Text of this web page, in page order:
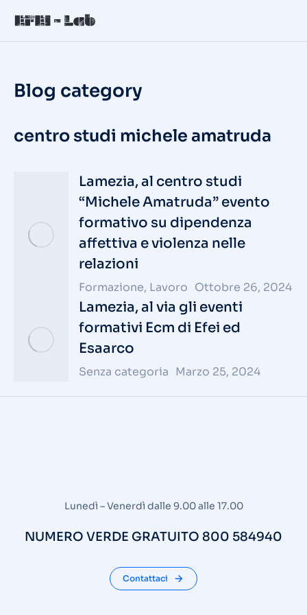
Blog category
centro studi michele amatruda
Lamezia, al centro studi
“Michele Amatruda” evento
formativo su dipendenza
affettiva e violenza nelle
relazioni
Formazione, Lavoro Ottobre 26, 2024
Lamezia, al via gli eventi
formativi Ecm di Efei ed
Esaarco
Senza categoria Marzo 25, 2024
Lunedì – Venerdì dalle 9.00 alle 17.00
NUMERO VERDE GRATUITO 800 584940
Contattaci